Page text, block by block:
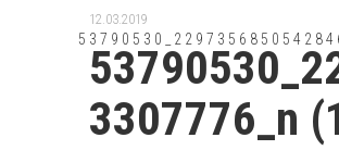
12.03.2019
3307776_n